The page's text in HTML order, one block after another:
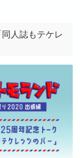
人誌もテケレ